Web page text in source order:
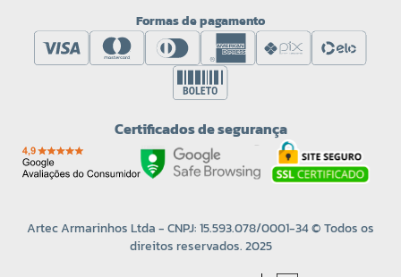
Formas de pagamento
Certificados de segurança
Artec Armarinhos Ltda - CNPJ: 15.593.078/0001-34 © Todos os
direitos reservados. 2025